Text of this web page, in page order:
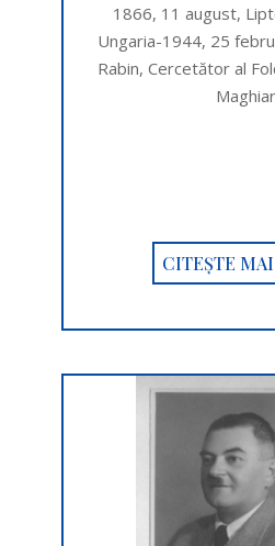
1866, 11 august,
Ungaria-1944, 25
Rabin, Cercetător al
Maghiar
CITEȘTE